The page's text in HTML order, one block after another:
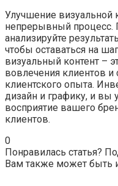
Улучшение визуальной
непрерывный процесс.
анализируйте
чтобы оставаться на
визуальный контент –
вовлечения клиентов и
клиентского опыта.
дизайн и графику, и вы
восприятие вашего
клиентов.
0
Понравилась статья?
Вам также может быть